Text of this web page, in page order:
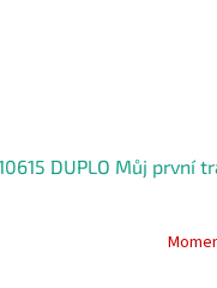
DUPLO Můj první